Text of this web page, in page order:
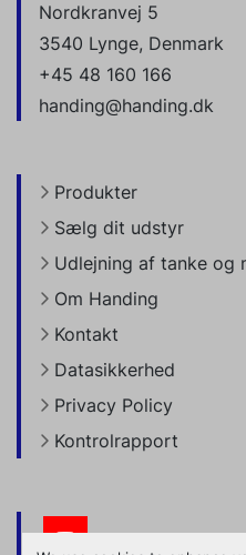
Nordkranvej 5
3540 Lynge, Denmark
+45 48 160 166
handing@handing.dk
Produkter
Sælg dit udstyr
Udlejning af tanke og
Om Handing
Kontakt
Datasikkerhed
Privacy Policy
Kontrolrapport
youtube